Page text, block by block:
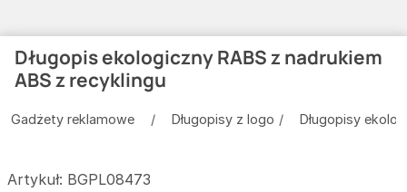
Długopis ekologiczny RABS z nadrukiem
ABS z recyklingu
Gadżety reklamowe Długopisy z logo Długopisy
Artykuł: BGPL08473